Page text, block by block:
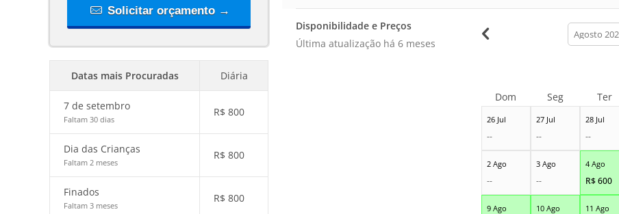
Solicitar orçamento →
Datas mais Procuradas Diária
7 de setembro
Faltam 30 dias
R$ 800
Dia das Crianças
Faltam 2 meses
R$ 800
Finados
Faltam 3 meses
R$ 800
Disponibilidade e Preços
Última atualização há 6 meses
calendar-
month
26 Jul
--
27 Jul
--
28 Jul
--
2 Ago
--
3 Ago
--
4 Ago
R$600
9 Ago 10 Ago 11 Ago
Dom Seg Ter